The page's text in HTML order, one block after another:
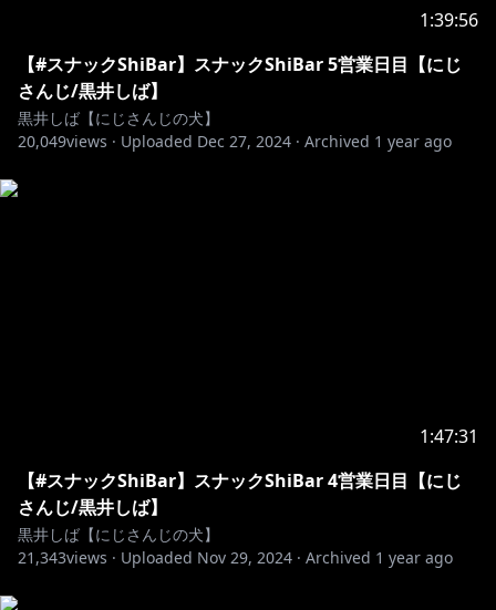
1:39:56
【#スナックShiBar】スナックShiBar 5営業日目【にじ
さんじ/黒井しば】
黒井しば【にじさんじの犬】
20,049views · Uploaded Dec 27, 2024 · Archived 1 year ago
1:47:31
【#スナックShiBar】スナックShiBar 4営業日目【にじ
さんじ/黒井しば】
黒井しば【にじさんじの犬】
21,343views · Uploaded Nov 29, 2024 · Archived 1 year ago